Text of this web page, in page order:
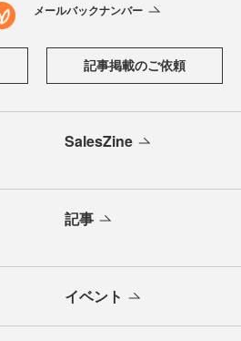
メールバックナンバー
記事掲載のご依頼
SalesZine
記事
イベント